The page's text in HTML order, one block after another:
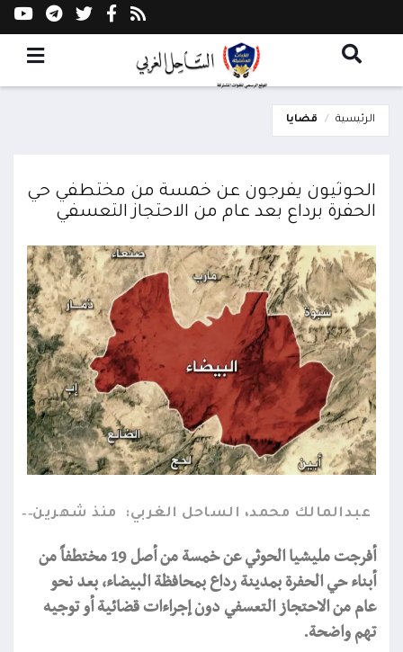
الرئيسية قضايا
الحوثيون يفرجون عن خمسة من مختطفي حي
الحفرة برداع بعد عام من الاحتجاز التعسفي
عبدالمالك محمد، الساحل الغربي: منذ شهرين
أفرجت مليشيا الحوثي عن خمسة من أصل 19 مختطفاً من
أبناء حي الحفرة بمدينة رداع بمحافظة البيضاء، بعد نحو
عام من الاحتجاز التعسفي دون إجراءات قضائية أو توجيه
تهم واضحة.